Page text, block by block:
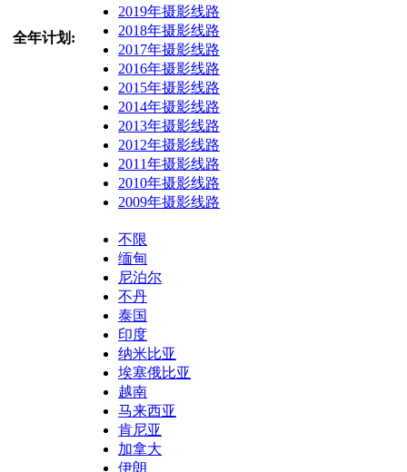
全年计划:
2019年摄影线路
2018年摄影线路
2017年摄影线路
2016年摄影线路
2015年摄影线路
2014年摄影线路
2013年摄影线路
2012年摄影线路
2011年摄影线路
2010年摄影线路
2009年摄影线路
不限
缅甸
尼泊尔
不丹
泰国
印度
纳米比亚
埃塞俄比亚
越南
马来西亚
肯尼亚
加拿大
伊朗